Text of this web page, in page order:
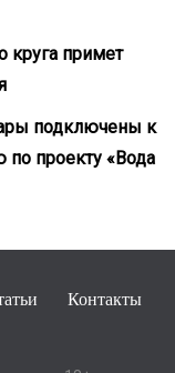
круга примет
подключены к
проекту «Вода
Контакты